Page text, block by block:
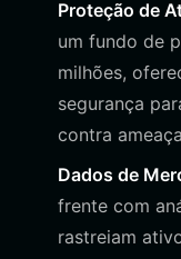
Proteção de
um fundo de
milhões,
segurança
contra
Dados de
frente com
rastreiam